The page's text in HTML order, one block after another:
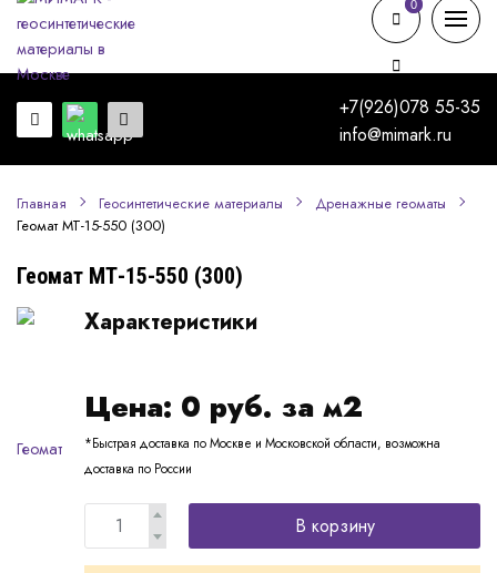
+7(926)078 55-35
info@mimark.ru
0
0
Главная Геосинтетические материалы Дренажные геоматы
Геомат МТ-15-550 (300)
Геомат МТ-15-550 (300)
Характеристики
Цена: 0 руб. за м2
*Быстрая доставка по Москве и Московской области, возможна
доставка по России
В корзину